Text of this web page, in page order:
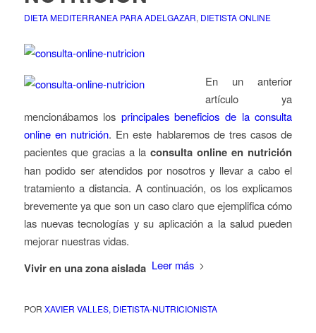
DIETA MEDITERRANEA PARA ADELGAZAR, DIETISTA ONLINE
En un anterior
artículo ya
mencionábamos los principales beneficios de la consulta
online en nutrición. En este hablaremos de tres casos de
pacientes que gracias a laconsulta online en nutrición
han podido ser atendidos por nosotros y llevar a cabo el
tratamiento a distancia. A continuación, os los explicamos
brevemente ya que son un caso claro que ejemplifica cómo
las nuevas tecnologías y su aplicación a la salud pueden
mejorar nuestras vidas.
Vivir en una zona aislada Leer más
POR XAVIER VALLES, DIETISTA-NUTRICIONISTA